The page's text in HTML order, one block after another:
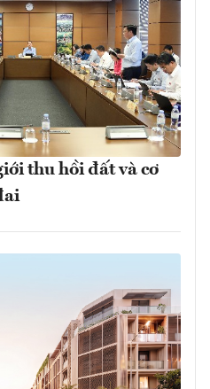
thu hồi đất và cơ